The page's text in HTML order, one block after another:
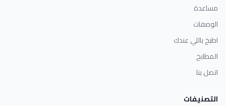
مساعدة
الوصفات
اطبخ باللي عندك
المطابخ
اتصل بنا
التصنيفات